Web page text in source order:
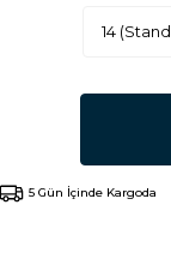
5 Gün İçinde Kargoda